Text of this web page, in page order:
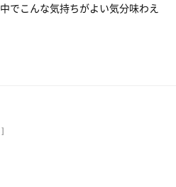
でこんな気持ちがよい気分味わえ
]